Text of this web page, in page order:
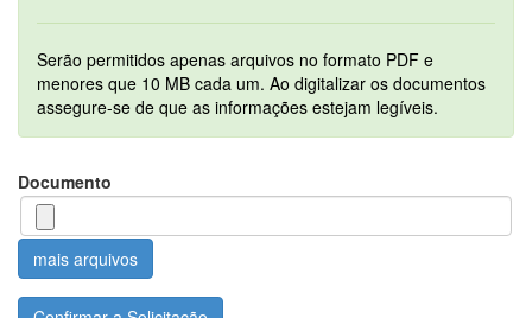
Serão permitidos apenas arquivos no formato PDF e
menores que 10 MB cada um. Ao digitalizar os documentos
assegure-se de que as informações estejam legíveis.
Documento
mais arquivos